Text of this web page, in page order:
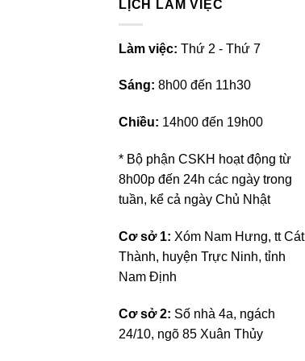
LỊCH LÀM VIỆC
Làm việc: Thứ 2 - Thứ 7
Sáng: 8h00 đến 11h30
Chiều: 14h00 đến 19h00
* Bộ phận CSKH hoạt động từ
8h00p đến 24h các ngày trong
tuần, kể cả ngày Chủ Nhật
Cơ sở 1: Xóm Nam Hưng, tt Cát
Thành, huyện Trực Ninh, tỉnh
Nam Định
Cơ sở 2: Số nhà 4a, ngách
24/10, ngõ 85 Xuân Thủy